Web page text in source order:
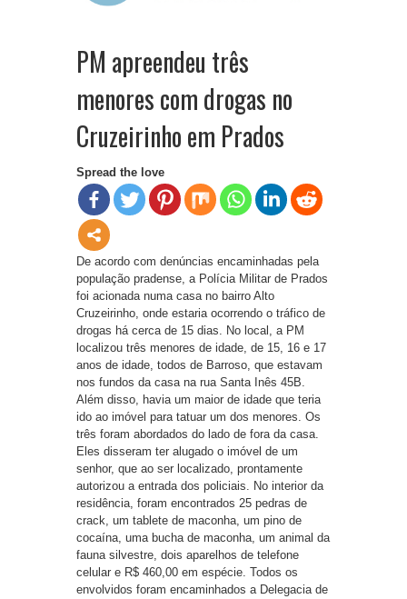
PM apreendeu três
menores com drogas no
Cruzeirinho em Prados
Spread the love
De acordo com denúncias encaminhadas pela
população pradense, a Polícia Militar de Prados
foi acionada numa casa no bairro Alto
Cruzeirinho, onde estaria ocorrendo o tráfico de
drogas há cerca de 15 dias. No local, a PM
localizou três menores de idade, de 15, 16 e 17
anos de idade, todos de Barroso, que estavam
nos fundos da casa na rua Santa Inês 45B.
Além disso, havia um maior de idade que teria
ido ao imóvel para tatuar um dos menores. Os
três foram abordados do lado de fora da casa.
Eles disseram ter alugado o imóvel de um
senhor, que ao ser localizado, prontamente
autorizou a entrada dos policiais. No interior da
residência, foram encontrados 25 pedras de
crack, um tablete de maconha, um pino de
cocaína, uma bucha de maconha, um animal da
fauna silvestre, dois aparelhos de telefone
celular e R$ 460,00 em espécie. Todos os
envolvidos foram encaminhados a Delegacia de